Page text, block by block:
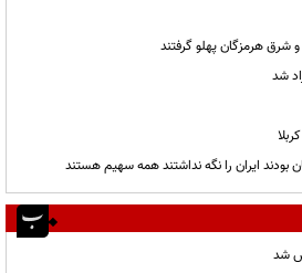
بودند ایران را نگه نداشتند همه سهیم هستند
شد